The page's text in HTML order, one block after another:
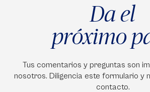
Da el
próximo
Tus comentarios y preguntas son
nosotros. Diligencia este formulario y
contacto.